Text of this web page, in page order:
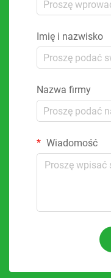
Imię i nazwisko
Nazwa firmy
Wiadomość